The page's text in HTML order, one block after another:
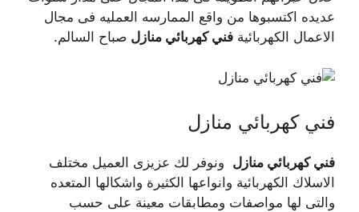
عديده اكتسبوها من واقع الممارسه العمليه فى مجال
الاعمال الكهربائية فني كهربائي منازل صباح السالم.
فني كهربائي منازل
فني كهربائي منازل ونوفر لك عزيزى العميل مختلف
الاسلاك الكهربائية وانواعها الكثيرة واشكالها المتعده
والتى لها مواصفات ومطابقات معينة على حسب